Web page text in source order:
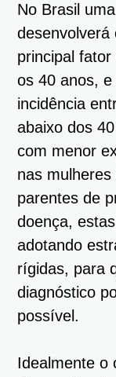
No Brasil
desenvolverá
principal
os 40 anos,
incidência
abaixo dos
com menor
nas
parentes de
doença,
adotando
rígidas, para
diagnóstico
possível.
Idealmente o